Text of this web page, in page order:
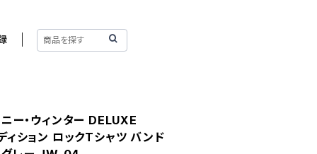
・ウィンター DELUXE
ィション ロックTシャツ バンド